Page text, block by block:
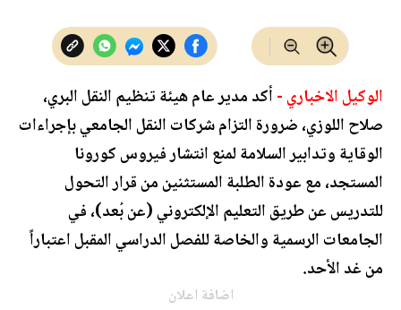
الوكيل الاخباري -أكد مدير عام هيئة تنظيم النقل البري،
صلاح اللوزي، ضرورة التزام شركات النقل الجامعي بإجراءات
الوقاية وتدابير السلامة لمنع انتشار فيروس كورونا
المستجد، مع عودة الطلبة المستثنين من قرار التحول
للتدريس عن طريق التعليم الإلكتروني (عن بُعد)، في
الجامعات الرسمية والخاصة للفصل الدراسي المقبل اعتباراً
من غد الأحد.
اضافة اعلان